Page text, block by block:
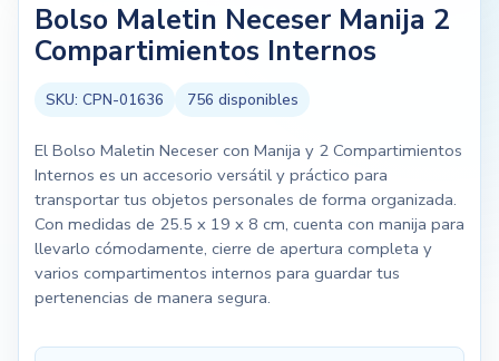
Bolso Maletin Neceser Manija 2
Compartimientos Internos
SKU: CPN-01636 756 disponibles
El Bolso Maletin Neceser con Manija y 2 Compartimientos
Internos es un accesorio versátil y práctico para
transportar tus objetos personales de forma organizada.
Con medidas de 25.5 x 19 x 8 cm, cuenta con manija para
llevarlo cómodamente, cierre de apertura completa y
varios compartimentos internos para guardar tus
pertenencias de manera segura.